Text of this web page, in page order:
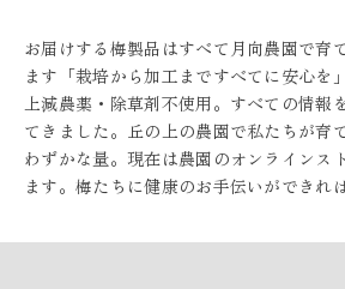
お届けする梅製品はすべて月向農園で育
ます「栽培から加工まですべてに安心を
上減農薬・除草剤不使用。すべての情報
てきました。丘の上の農園で私たちが育
わずかな量。現在は農園のオンラインス
ます。梅たちに健康のお手伝いができれ